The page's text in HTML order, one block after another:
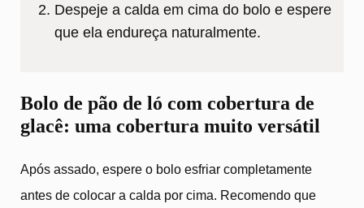
Despeje a calda em cima do bolo e espere
que ela endureça naturalmente.
Bolo de pão de ló com cobertura de
glacê: uma cobertura muito versátil
Após assado, espere o bolo esfriar completamente
antes de colocar a calda por cima. Recomendo que